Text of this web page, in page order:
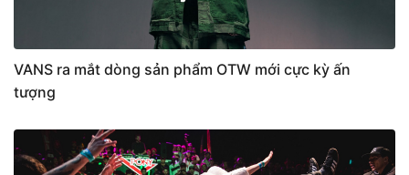
VANS ra mắt dòng sản phẩm OTW mới cực kỳ ấn
tượng